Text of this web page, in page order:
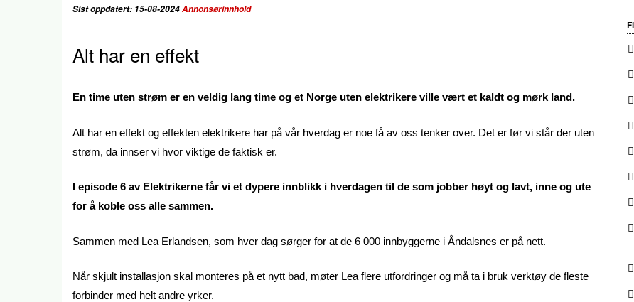
Sist oppdatert: 15-08-2024Annonsørinnhold
Alt har en effekt
En time uten strøm er en veldig lang time og et Norge uten elektrikere ville vært et kaldt og mørk land.
Alt har en effekt og effekten elektrikere har på vår hverdag er noe få av oss tenker over. Det er før vi står der uten
strøm, da innser vi hvor viktige de faktisk er.
I episode 6 av Elektrikerne får vi et dypere innblikk i hverdagen til de som jobber høyt og lavt, inne og ute
for å koble oss alle sammen.
Sammen med Lea Erlandsen, som hver dag sørger for at de 6 000 innbyggerne i Åndalsnes er på nett.
Når skjult installasjon skal monteres på et nytt bad, møter Lea flere utfordringer og må ta i bruk verktøy de fleste
forbinder med helt andre yrker.